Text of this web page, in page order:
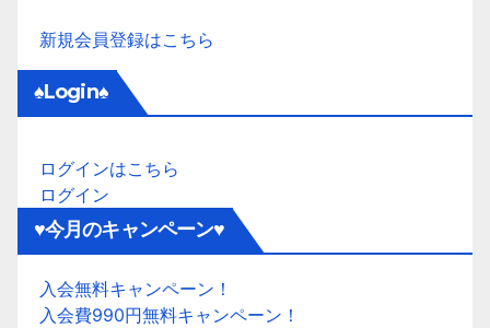
新規会員登録はこちら
♠Login♠
ログインはこちら
ログイン
♥今月のキャンペーン♥
入会無料キャンペーン！
入会費990円無料キャンペーン！